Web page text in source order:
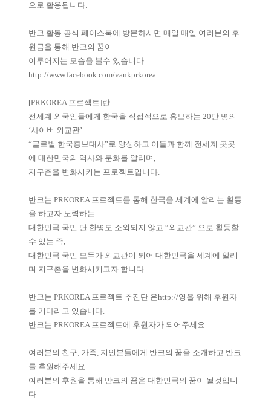
으로 활용됩니다.
반크 활동 공식 페이스북에 방문하시면 매일 매일 여러분의 후
원금을 통해 반크의 꿈이
이루어지는 모습을 볼수 있습니다.
http://www.facebook.com/vankprkorea
[PRKOREA 프로젝트]란
전세계 외국인들에게 한국을 직접적으로 홍보하는 20만 명의
‘사이버 외교관’
“글로벌 한국홍보대사”로 양성하고 이들과 함께 전세계 곳곳
에 대한민국의 역사와 문화를 알리며,
지구촌을 변화시키는 프로젝트입니다.
반크는 PRKOREA 프로젝트를 통해 한국을 세계에 알리는 활동
을 하고자 노력하는
대한민국 국민 단 한명도 소외되지 않고 “외교관” 으로 활동할
수 있는 즉,
대한민국 국민 모두가 외교관이 되어 대한민국을 세계에 알리
며 지구촌을 변화시키고자 합니다
반크는 PRKOREA 프로젝트 추진단 운http://영을 위해 후원자
를 기다리고 있습니다.
반크는 PRKOREA 프로젝트에 후원자가 되어주세요.
여러분의 친구, 가족, 지인분들에게 반크의 꿈을 소개하고 반크
를 후원해주세요.
여러분의 후원을 통해 반크의 꿈은 대한민국의 꿈이 될것입니
다